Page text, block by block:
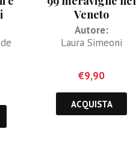
Il
Veneto
Autore:
Laura Simeoni
€9,90
ACQUISTA